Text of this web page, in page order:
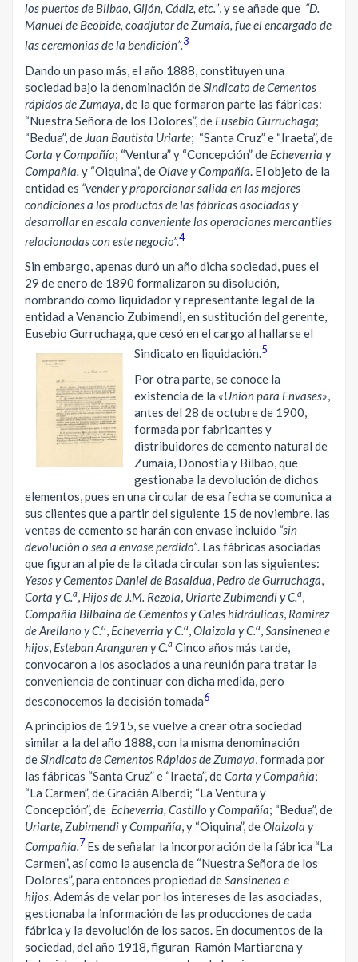
los puertos de Bilbao, Gijón, Cádiz, etc.”, y se añade que “D.
Manuel de Beobide, coadjutor de Zumaia, fue el encargado de
las ceremonias de la bendición”.3
Dando un paso más, el año 1888, constituyen una
sociedad bajo la denominación de Sindicato de Cementos
rápidos de Zumaya , de la que formaron parte las fábricas:
“Nuestra Señora de los Dolores”, de Eusebio Gurruchaga;
“Bedua”, de Juan Bautista Uriarte; “Santa Cruz” e “Iraeta”, de
Corta y Compañía; “Ventura” y “Concepción” de Echeverria y
Compañía, y “Oiquina”, deOlave y Compañía . El objeto de la
entidad es “vender y proporcionar salida en las mejores
condiciones a los productos de las fábricas asociadas y
desarrollar en escala conveniente las operaciones mercantiles
relacionadas con este negocio”.4
Sin embargo, apenas duró un año dicha sociedad, pues el
29 de enero de 1890 formalizaron su disolución,
nombrando como liquidador y representante legal de la
entidad a Venancio Zubimendi, en sustitución del gerente,
Eusebio Gurruchaga, que cesó en el cargo al hallarse el
Sindicato en liquidación.5
Por otra parte, se conoce la
existencia de la «Unión para Envases»
antes del 28 de octubre de 1900,
formada por fabricantes y
distribuidores de cemento natural de
Zumaia, Donostia y Bilbao, que
gestionaba la devolución de dichos
elementos, pues en una circular de esa fecha se comunica a
sus clientes que a partir del siguiente 15 de noviembre, las
ventas de cemento se harán con envase incluido “sin
devolución o sea a envase perdido”. Las fábricas asociadas
que figuran al pie de la citada circular son las siguientes:
Yesos y Cementos Daniel de Basaldua Pedro de Gurruchaga
Corta y C.a Hijos de J.M. Rezola Uriarte Zubimendi y C.a
Compañía Bilbaina de Cementos y Cales hidráulicas Ramirez
de Arellano y C.a Echeverria y C.a Olaizola y C.a Sansinenea e
hijos Esteban Aranguren y C.a Cinco años más tarde,
convocaron a los asociados a una reunión para tratar la
conveniencia de continuar con dicha medida, pero
desconocemos la decisión tomada6
A principios de 1915, se vuelve a crear otra sociedad
similar a la del año 1888, con la misma denominación
deSindicato de Cementos Rápidos de Zumaya, formada por
las fábricas “Santa Cruz” e “Iraeta”, deCorta y Compañía;
“La Carmen”, de Gracián Alberdi; “La Ventura y
Concepción”, de Echeverria, Castillo y Compañía; “Bedua”, de
Uriarte, Zubimendi y Compañía, y “Oiquina”, deOlaizola y
Compañía.7 Es de señalar la incorporación de la fábrica “La
Carmen”, así como la ausencia de “Nuestra Señora de los
Dolores”, para entonces propiedad deSansinenea e
hijos. Además de velar por los intereses de las asociadas,
gestionaba la información de las producciones de cada
fábrica y la devolución de los sacos. En documentos de la
sociedad, del año 1918, figuran Ramón Martiarena y